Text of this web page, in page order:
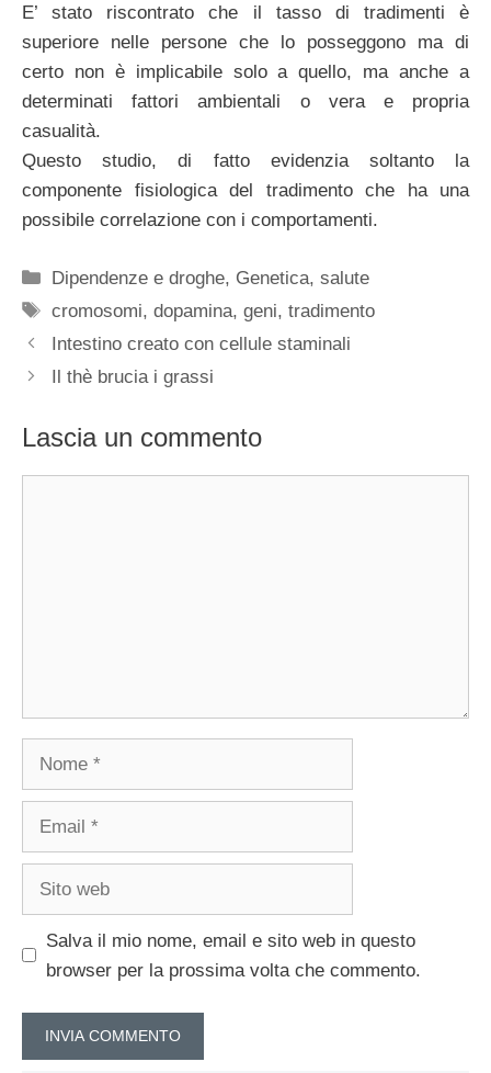
E’ stato riscontrato che il tasso di tradimenti è
superiore nelle persone che lo posseggono ma di
certo non è implicabile solo a quello, ma anche a
determinati fattori ambientali o vera e propria
casualità.
Questo studio, di fatto evidenzia soltanto la
componente fisiologica del tradimento che ha una
possibile correlazione con i comportamenti.
Categorie
Dipendenze e droghe, Genetica,salute
Tag
cromosomi,dopamina,geni,tradimento
Intestino creato con cellule staminali
Il thè brucia i grassi
Lascia un commento
Salva il mio nome, email e sito web in questo
browser per la prossima volta che commento.